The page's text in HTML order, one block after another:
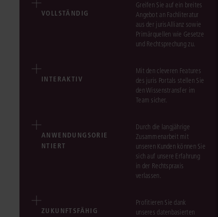
VOLLSTÄNDIG
Greifen Sie auf ein breites
Angebot an Fachliteratur
aus der jurisAllianz sowie
Primärquellen wie Gesetze
und Rechtsprechung zu.
INTERAKTIV
Mit den cleveren Features
des juris Portals stellen Sie
den Wissenstransfer im
Team sicher.
ANWENDUNGSORIE
NTIERT
Durch die langjährige
Zusammenarbeit mit
unseren Kunden können Sie
sich auf unsere Erfahrung
in der Rechtspraxis
verlassen.
ZUKUNFTSFÄHIG
Profitieren Sie dank
unseres datenbasierten